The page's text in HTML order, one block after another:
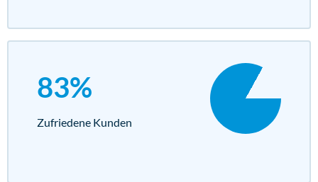
83%
Zufriedene Kunden